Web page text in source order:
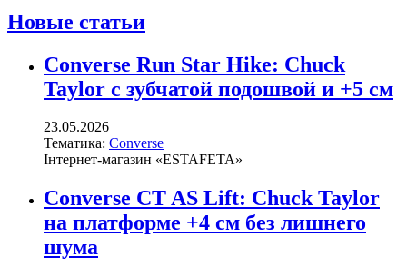
Новые статьи
Converse Run Star Hike: Chuck
Taylor с зубчатой подошвой и +5 см
23.05.2026
Тематика: Converse
Інтернет-магазин «ESTAFETA»
Converse CT AS Lift: Chuck Taylor
на платформе +4 см без лишнего
шума